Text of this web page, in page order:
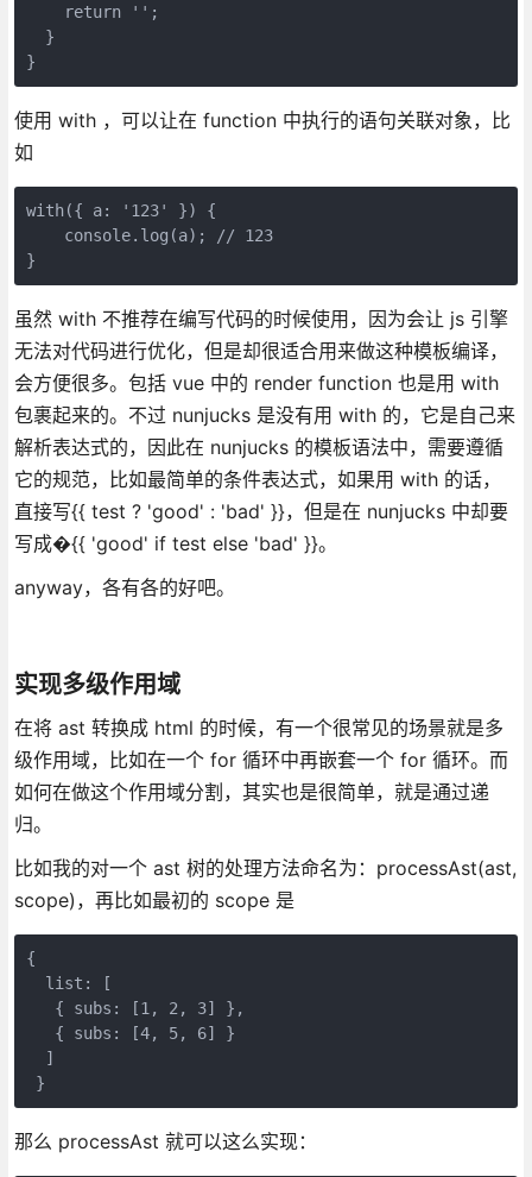
    return '';
  }
}
使用 with ，可以让在 function 中执行的语句关联对象，比
如
with({ a: '123' }) {
    console.log(a); // 123
}
虽然 with 不推荐在编写代码的时候使用，因为会让 js 引擎
无法对代码进行优化，但是却很适合用来做这种模板编译，
会方便很多。包括 vue 中的 render function 也是用 with
包裹起来的。不过 nunjucks 是没有用 with 的，它是自己来
解析表达式的，因此在 nunjucks 的模板语法中，需要遵循
它的规范，比如最简单的条件表达式，如果用 with 的话，
直接写{{ test ? 'good' : 'bad' }}，但是在 nunjucks 中却要
写成�{{ 'good' if test else 'bad' }}。
anyway，各有各的好吧。
实现多级作用域
在将 ast 转换成 html 的时候，有一个很常见的场景就是多
级作用域，比如在一个 for 循环中再嵌套一个 for 循环。而
如何在做这个作用域分割，其实也是很简单，就是通过递
归。
比如我的对一个 ast 树的处理方法命名为：processAst(ast,
scope)，再比如最初的 scope 是
{
  list: [
   { subs: [1, 2, 3] },
   { subs: [4, 5, 6] }
  ]
}
那么 processAst 就可以这么实现：